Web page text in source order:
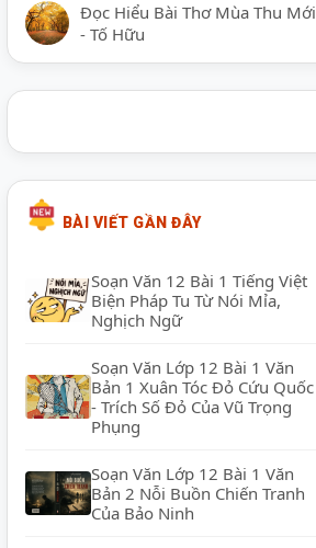
Đọc Hiểu Bài Thơ Mùa Thu Mới
- Tố Hữu
BÀI VIẾT GẦN ĐÂY
Soạn Văn 12 Bài 1 Tiếng Việt
Biện Pháp Tu Từ Nói Mỉa,
Nghịch Ngữ
Soạn Văn Lớp 12 Bài 1 Văn
Bản 1 Xuân Tóc Đỏ Cứu Quốc
- Trích Số Đỏ Của Vũ Trọng
Phụng
Soạn Văn Lớp 12 Bài 1 Văn
Bản 2 Nỗi Buồn Chiến Tranh
Của Bảo Ninh